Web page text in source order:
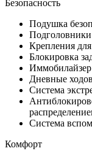
Безопасность
Подушка
Крепления
Блокировка
Иммобилайзер
Дневные
Система
Система
Комфорт